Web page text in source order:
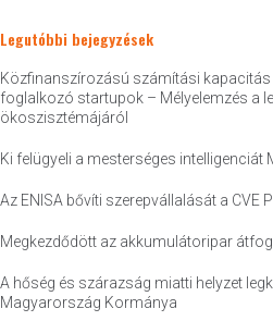
Legutóbbi bejegyzések
Közfinanszírozású számítási kapacitás
foglalkozó startupok – Mélyelemzés a
ökoszisztémájáról
Ki felügyeli a mesterséges intelligenciát
Az ENISA bővíti szerepvállalását a CVE
Megkezdődött az akkumulátoripar
A hőség és szárazság miatti helyzet
Magyarország Kormánya